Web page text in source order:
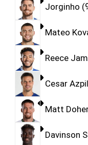
Jorginho
Mateo
Reece
Cesar
Matt
Davinson